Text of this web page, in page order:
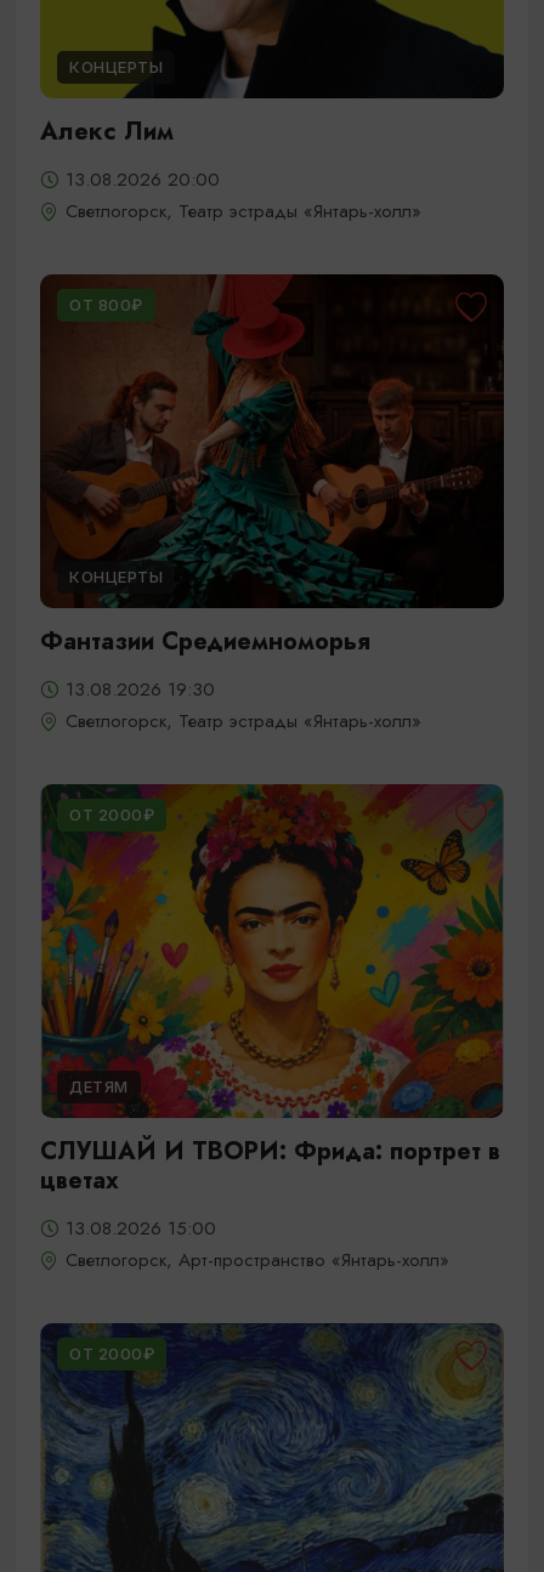
КОНЦЕРТЫ
Алекс Лим
13.08.2026 20:00
Светлогорск, Театр эстрады «Янтарь-холл»
ОТ 800₽
КОНЦЕРТЫ
Фантазии Средиемноморья
13.08.2026 19:30
Светлогорск, Театр эстрады «Янтарь-холл»
ОТ 2000₽
ДЕТЯМ
СЛУШАЙ И ТВОРИ: Фрида: портрет в
цветах
13.08.2026 15:00
Светлогорск, Арт-пространство «Янтарь-холл»
ОТ 2000₽